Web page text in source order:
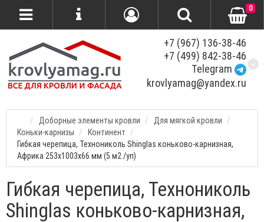
+7 (967) 136-38-46
+7 (499) 842-38-46
Telegram
krovlyamag@yandex.ru
0
Доборные элементы кровли
Для мягкой кровли
Коньки-карнизы
Континент
Гибкая черепица, Технониколь Shinglas коньково-карнизная,
Африка 253x1003x66 мм (5 м2 /уп)
Гибкая черепица, Технониколь
Shinglas коньково-карнизная,